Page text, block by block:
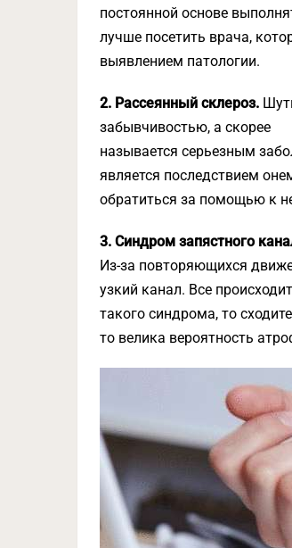
постоянной основе
лучше посетить врача,
выявлением патологии.
2. Рассеянный склероз.
забывчивостью, а скорее
называется серьезным
является последствием
обратиться за помощью к
3. Синдром запястного
Из-за повторяющихся
узкий канал. Все
такого синдрома, то
то велика вероятность